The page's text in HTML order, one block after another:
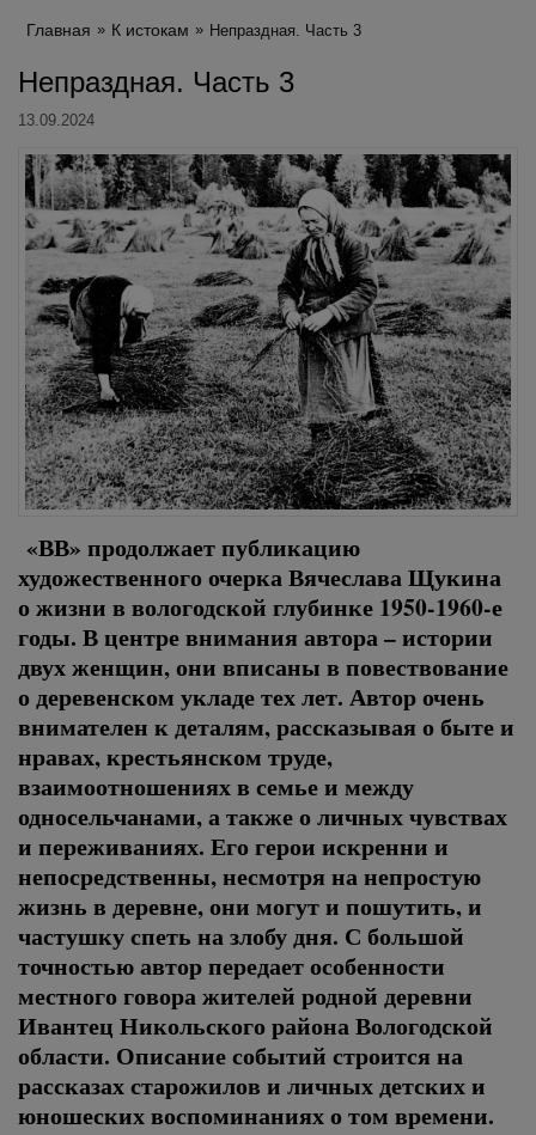
Главная К истокам Непраздная. Часть 3
Непраздная. Часть 3
13.09.2024
«ВВ» продолжает публикацию
художественного очерка Вячеслава Щукина
о жизни в вологодской глубинке 1950-1960-е
годы. В центре внимания автора – истории
двух женщин, они вписаны в повествование
о деревенском укладе тех лет. Автор очень
внимателен к деталям, рассказывая о быте и
нравах, крестьянском труде,
взаимоотношениях в семье и между
односельчанами, а также о личных чувствах
и переживаниях. Его герои искренни и
непосредственны, несмотря на непростую
жизнь в деревне, они могут и пошутить, и
частушку спеть на злобу дня. С большой
точностью автор передает особенности
местного говора жителей родной деревни
Ивантец Никольского района Вологодской
области. Описание событий строится на
рассказах старожилов и личных детских и
юношеских воспоминаниях о том времени.